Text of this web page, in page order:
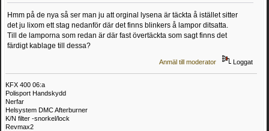
Hmm på de nya så ser man ju att orginal lysena är täckta å istället sitter
det ju lixom ett stag nedanför där det finns blinkers å lampor ditsatta.
Till de lamporna som redan är där fast övertäckta som sagt finns det
färdigt kablage till dessa?
Anmäl till moderator Loggat
KFX 400 06:a
Polisport Handskydd
Nerfar
Helsystem DMC Afterburner
K/N filter -snorkel/lock
Revmax2